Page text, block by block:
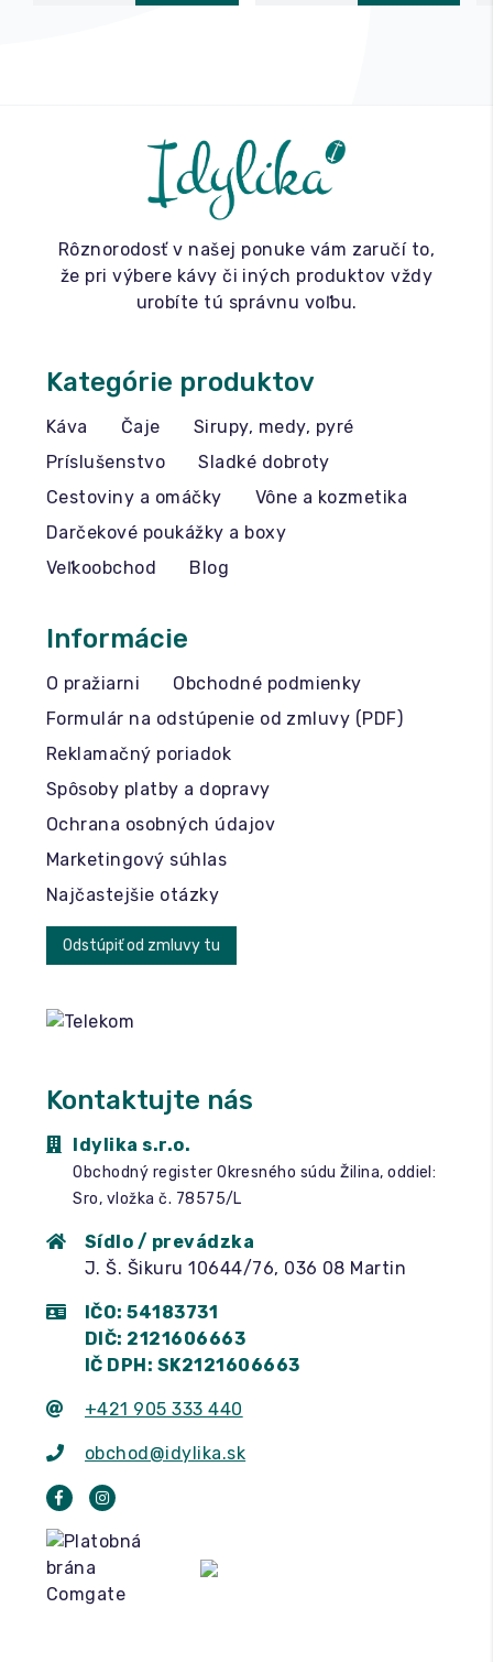
Rôznorodosť v našej ponuke vám zaručí to,
že pri výbere kávy či iných produktov vždy
urobíte tú správnu voľbu.
Kategórie produktov
Káva Čaje
Sirupy, medy, pyré
Príslušenstvo
Sladké dobroty
Cestoviny a omáčky
Vône a kozmetika
Darčekové poukážky a boxy
Veľkoobchod
Blog
Informácie
O pražiarni
Obchodné podmienky
Formulár na odstúpenie od zmluvy (PDF)
Reklamačný poriadok
Spôsoby platby a dopravy
Ochrana osobných údajov
Marketingový súhlas
Najčastejšie otázky
Odstúpiť od zmluvy tu
Kontaktujte nás
Idylika s.r.o.
Obchodný register Okresného súdu Žilina, oddiel:
Sro, vložka č. 78575/L
Sídlo / prevádzka
J. Š. Šikuru 10644/76, 036 08 Martin
IČO: 54183731
DIČ: 2121606663
IČ DPH: SK2121606663
+421 905 333 440
obchod@idylika.sk